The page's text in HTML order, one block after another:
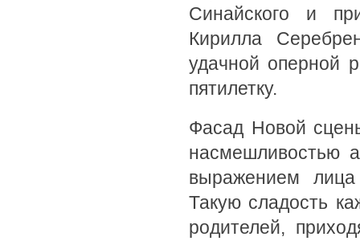
Синайского и
Кирилла
удачной оперной
пятилетку.
Фасад Новой
насмешливостью
выражением
Такую сладость
родителей,